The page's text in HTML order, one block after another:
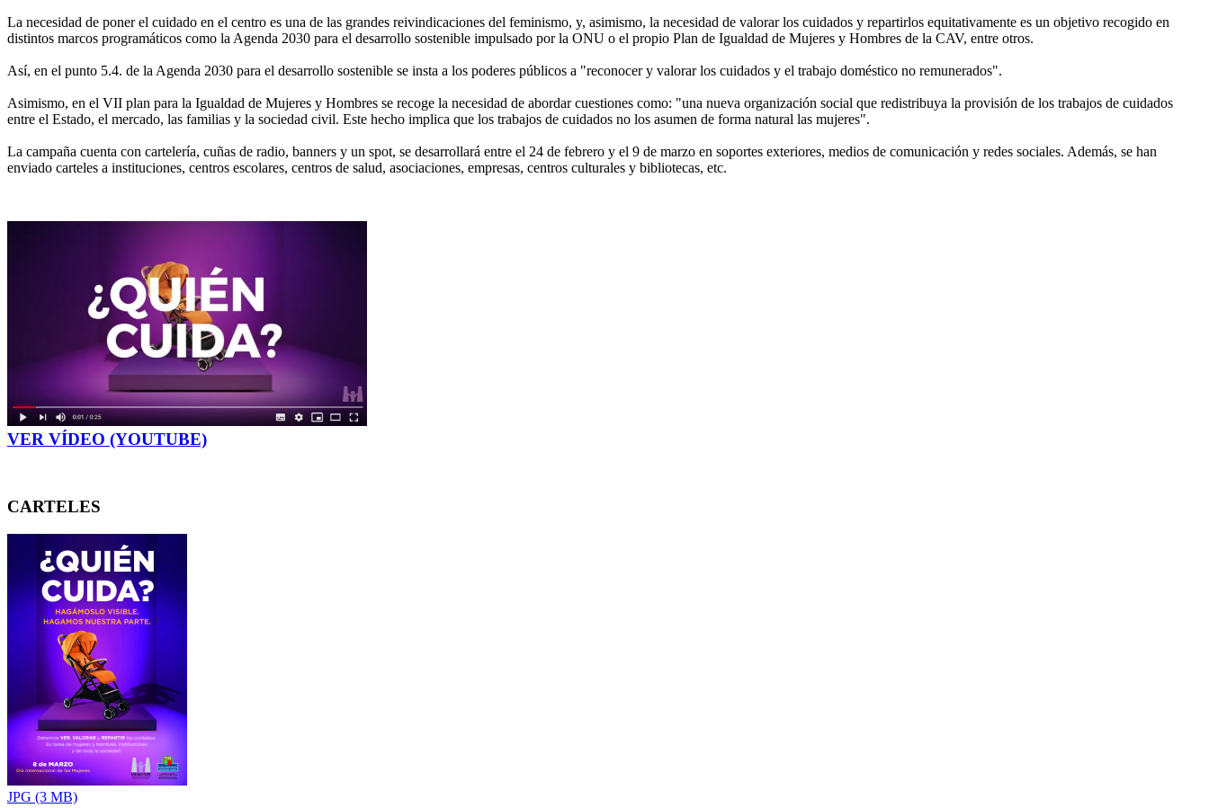
La necesidad de poner el cuidado en el centro es una de las grandes reivindicaciones del feminismo, y, asimismo, la necesidad de valorar los cuidados y repartirlos equitativamente es un objetivo recogido en
distintos marcos programáticos como la Agenda 2030 para el desarrollo sostenible impulsado por la ONU o el propio Plan de Igualdad de Mujeres y Hombres de la CAV, entre otros.
Así, en el punto 5.4. de la Agenda 2030 para el desarrollo sostenible se insta a los poderes públicos a "reconocer y valorar los cuidados y el trabajo doméstico no remunerados".
Asimismo, en el VII plan para la Igualdad de Mujeres y Hombres se recoge la necesidad de abordar cuestiones como: "una nueva organización social que redistribuya la provisión de los trabajos de cuidados
entre el Estado, el mercado, las familias y la sociedad civil. Este hecho implica que los trabajos de cuidados no los asumen de forma natural las mujeres".
La campaña cuenta con cartelería, cuñas de radio, banners y un spot, se desarrollará entre el 24 de febrero y el 9 de marzo en soportes exteriores, medios de comunicación y redes sociales. Además, se han
enviado carteles a instituciones, centros escolares, centros de salud, asociaciones, empresas, centros culturales y bibliotecas, etc.
VER VÍDEO (YOUTUBE)
CARTELES
JPG (3 MB)